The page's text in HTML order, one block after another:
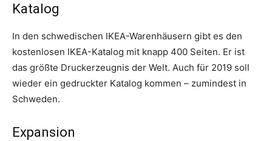
Katalog
In den schwedischen IKEA-Warenhäusern gibt es den
kostenlosen IKEA-Katalog mit knapp 400 Seiten. Er ist
das größte Druckerzeugnis der Welt. Auch für 2019 soll
wieder ein gedruckter Katalog kommen – zumindest in
Schweden.
Expansion